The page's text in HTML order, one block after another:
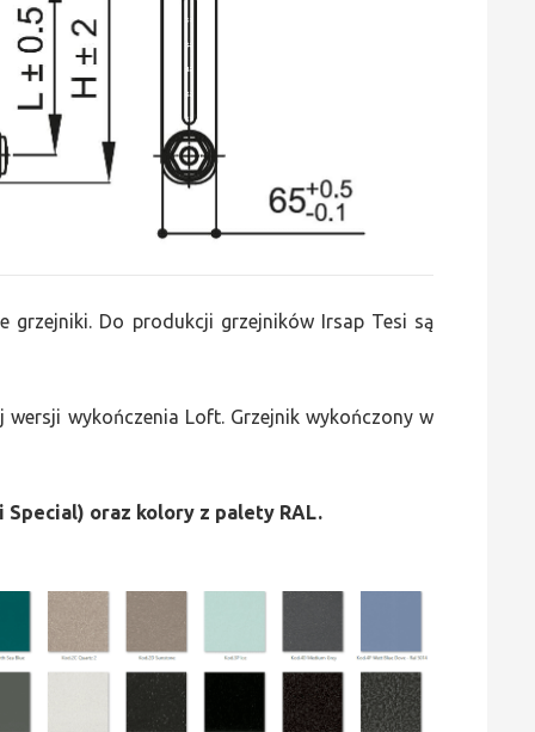
grzejniki. Do produkcji grzejników Irsap Tesi są
wykończenia Loft. Grzejnik wykończony w
oraz kolory z palety RAL.